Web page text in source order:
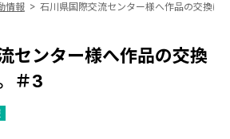
情報 石川県国際交流センター様へ作品の交換に
センター様へ作品の交換
＃3